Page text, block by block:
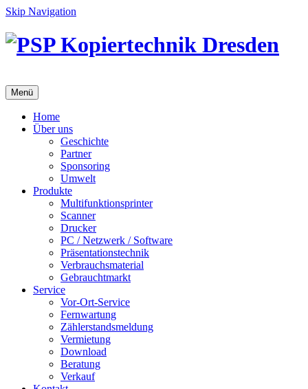
Skip Navigation
Menü
Home
Über uns
Geschichte
Partner
Sponsoring
Umwelt
Produkte
Multifunktionsprinter
Scanner
Drucker
PC / Netzwerk / Software
Präsentationstechnik
Verbrauchsmaterial
Gebrauchtmarkt
Service
Vor-Ort-Service
Fernwartung
Zählerstandsmeldung
Vermietung
Download
Beratung
Verkauf